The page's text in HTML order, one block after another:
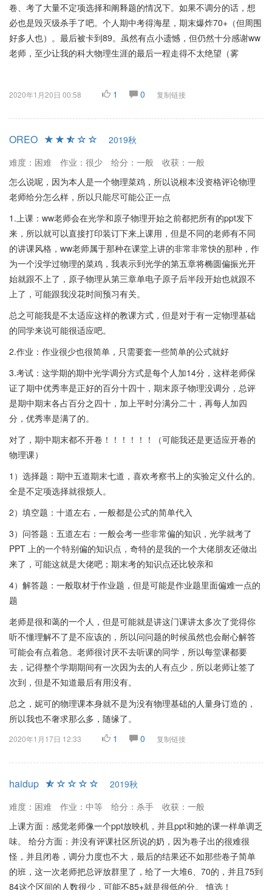
卷、考了大量不定项选择和阐释题的情况下。如果不调分的话，想
必也是毁灭级杀手了吧。个人期中考得海星，期末爆炸70+（但周围
好多人也）。最后被卡到89。虽然有点小遗憾，但仍然十分感谢ww
老师，至少让我的科大物理生涯的最后一程走得不太绝望（雾
2020年1月20日 00:58 1 0 复制链接
OREO
2019秋
难度：困难
作业：很少 给分：一般
收获：一般
怎么说呢，因为本人是一个物理菜鸡，所以说根本没资格评论物理
老师给分怎么样，所以只能尽可能公正一点
1.上课：ww老师会在光学和原子物理开始之前都把所有的ppt发下
来，所以就可以直接打印装订下来上课用，但是不同的老师有不同
的讲课风格，ww老师属于那种在课堂上讲的非常非常快的那种，作
为一个没学过物理的菜鸡，我表示到光学的第五章将椭圆偏振光开
始就跟不上了，原子物理从第三章单电子原子后半段开始也就跟不
上了，可能跟我没花时间预习有关。
总之可能我是不太适应这样的教课方式，但是对于有一定物理基础
的同学来说可能很适应吧。
2.作业：作业很少也很简单，只需要套一些简单的公式就好
3.考试：这学期的期中光学调分方式是每个人加14分，这样老师保
证了期中优秀率是正好的百分十四十，期末原子物理没调分，总评
是期中期末各占百分之四十，加上平时分满分二十，再每人加四
分，优秀率是满了的。
对了，期中期末都不开卷！！！！！！（可能我还是更适应开卷的
物理课）
1）选择题：期中五道期末七道，喜欢考察书上的实验定义什么的。
全是不定项选择就很烦人。
2）填空题：十道左右，一般都是公式的简单代入
3）问答题：五道左右：一般会考一些非常偏的知识，光学就考了
PPT 上的一个特别偏的知识点，奇特的是我的一个大佬朋友还做出
来了，可能这就是大佬吧；期末考的知识点还比较亲和
4）解答题：一般取材于作业题，但是可能是作业题里面偏难一点的
题
老师是很和蔼的一个人，但是可能就是讲这门课讲太多次了觉得你
听不懂理解不了是不应该的，所以问问题的时候虽然也会耐心解答
可能会有点着急。老师很讨厌不去听课的同学，所以每堂课都要
去，记得整个学期期间有一次因为去的人有点少，所以老师让签了
次到，但是不知道最后有用没有。
总之，妮可的物理课本身就不是为没有物理基础的人量身订造的，
所以我也不奢求那么多，随缘了。
2020年1月17日 12:33 1 0 复制链接
haidup
2019秋
难度：困难
作业：中等 给分：杀手
收获：一般
上课方面：感觉老师像一个ppt放映机，并且ppt和她的课一样单调乏
味。 给分方面：并没有评课社区所说的奶，因为卷子出的很难很
怪，并且闭卷，调分力度也不大，最后的结果还不如那些卷子简单
的班，这一次老师把总评放群里了，给了一大堆6、70的，并且75到
84这个区间的人数很少，可能不85+就是很低的分。 慎选！